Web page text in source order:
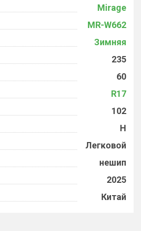
Mirage
MR-W662
Зимняя
235
60
R17
102
H
Легковой
нешип
2025
Китай